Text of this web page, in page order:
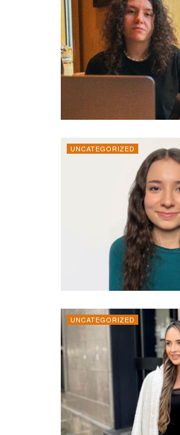
UNCATEGORIZED
UNCATEGORIZED